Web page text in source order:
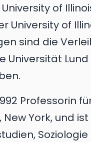
of
University of
sind die
Universität
Professorin
York, und